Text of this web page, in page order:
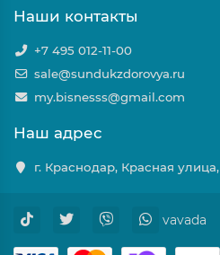
Наши контакты
+7 495 012-11-00
sale@sundukzdorovya.ru
my.bisnesss@gmail.com
Наш адрес
г. Краснодар, Красная улица,
vavada